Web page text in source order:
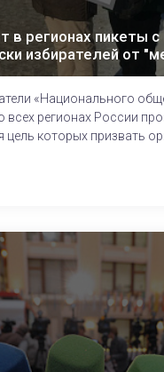
в регионах пикеты
избирателей от
«Национального
всех регионах России
цель которых призвать